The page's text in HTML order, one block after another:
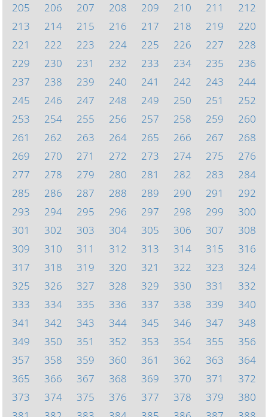
205
206 207 208 209 210 211
212
213
214 215 216 217 218 219
220
221
222 223 224 225 226 227
228
229
230 231 232 233 234 235
236
237
238 239 240 241 242 243
244
245
246 247 248 249 250 251
252
253
254 255 256 257 258 259
260
261
262 263 264 265 266 267
268
269
270 271 272 273 274 275
276
277
278 279 280 281 282 283
284
285
286 287 288 289 290 291
292
293
294 295 296 297 298 299
300
301
302 303 304 305 306 307
308
309
310 311 312 313 314 315
316
317
318 319 320 321 322 323
324
325
326 327 328 329 330 331
332
333
334 335 336 337 338 339
340
341
342 343 344 345 346 347
348
349
350 351 352 353 354 355
356
357
358 359 360 361 362 363
364
365
366 367 368 369 370 371
372
373
374 375 376 377 378 379
380